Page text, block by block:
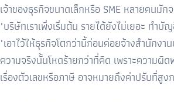
เจ้าของธุรกิจขนาดเล็กหรือ SME หลายคนมั
"บริษัทเราเพิ่งเริ่มต้น รายได้ยังไม่เยอะ ทำบั
"เอาไว้ให้ธุรกิจโตกว่านี้ก่อนค่อยจ้างสำนักง
ความจริงนั้นโหดร้ายกว่าที่คิด เพราะความผิ
เรื่องตัวเลขหรือภาษี อาจหมายถึงค่าปรับที่สู